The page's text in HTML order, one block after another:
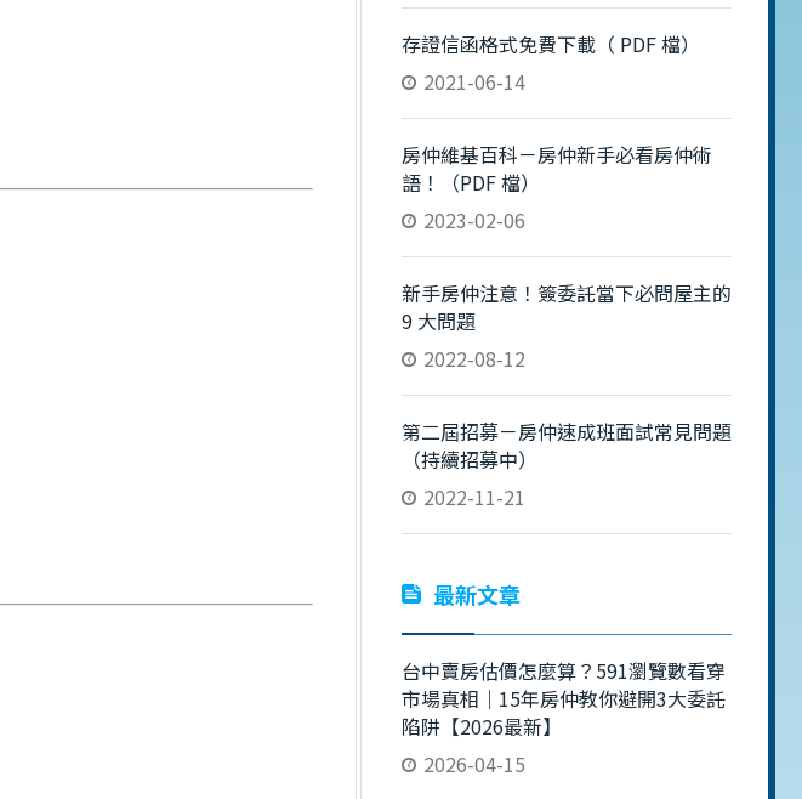
存證信函格式免費下載（ PDF 檔）
2021-06-14
房仲維基百科－房仲新手必看房仲術
語！（PDF 檔）
2023-02-06
新手房仲注意！簽委託當下必問屋主的
9 大問題
2022-08-12
第二屆招募－房仲速成班面試常見問題
（持續招募中）
2022-11-21
最新文章
台中賣房估價怎麼算？591瀏覽數看穿
市場真相｜15年房仲教你避開3大委託
陷阱【2026最新】
2026-04-15